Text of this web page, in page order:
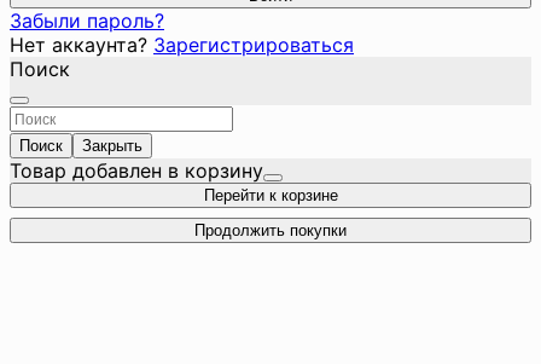
Забыли пароль?
Нет аккаунта? Зарегистрироваться
Поиск
Поиск Закрыть
Товар добавлен в корзину
Перейти к корзине
Продолжить покупки